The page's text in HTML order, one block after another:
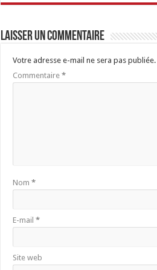
Laisser un commentaire
Votre adresse e-mail ne sera pas publiée.
Commentaire *
Nom *
E-mail *
Site web